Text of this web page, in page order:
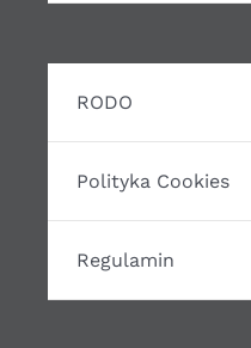
RODO
Polityka Cookies
Regulamin